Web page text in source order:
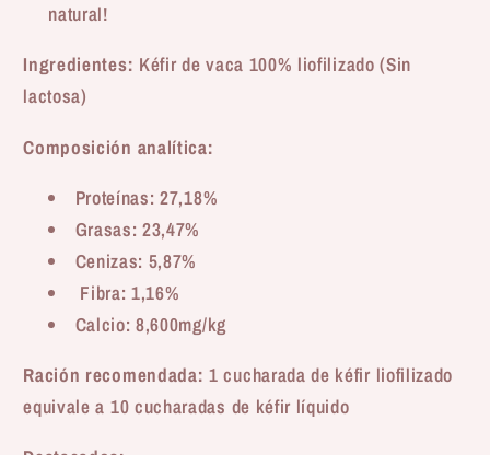
natural!
Ingredientes: Kéfir de vaca 100% liofilizado (Sin
lactosa)
Composición analítica:
Proteínas: 27,18%
Grasas: 23,47%
Cenizas: 5,87%
Fibra: 1,16%
Calcio: 8,600mg/kg
Ración recomendada:1 cucharada de kéfir liofilizado
equivale a 10 cucharadas de kéfir líquido